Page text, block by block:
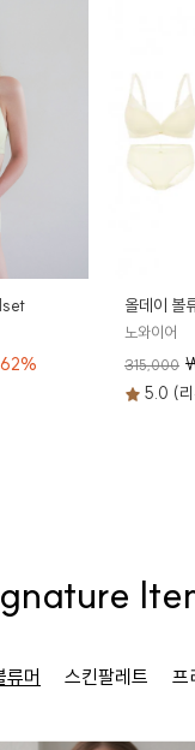
62%
올데이 볼
노와이어
315,000
5.0 (
류머 스킨팔레트 프